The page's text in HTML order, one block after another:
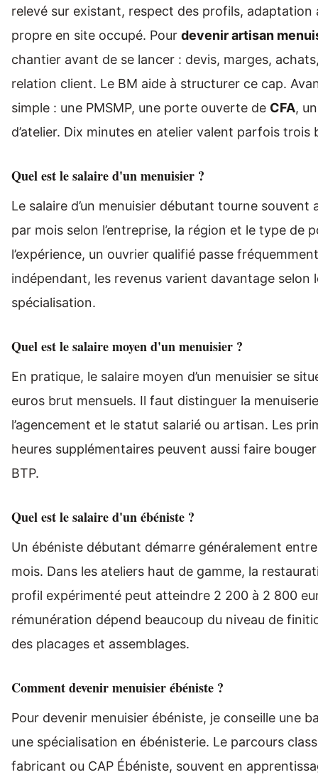
relevé sur existant, respect des profils,
propre en site occupé. Pour devenir artisan
chantier avant de se lancer : devis, marges,
relation client. Le BM aide à structurer ce cap.
simple : une PMSMP, une porte ouverte de CFA,
d’atelier. Dix minutes en atelier valent parfois trois
Quel est le salaire d'un menuisier ?
Le salaire d’un menuisier débutant tourne souvent
par mois selon l’entreprise, la région et le type de
l’expérience, un ouvrier qualifié passe
indépendant, les revenus varient davantage selon
spécialisation.
Quel est le salaire moyen d'un menuisier ?
En pratique, le salaire moyen d’un menuisier se
euros brut mensuels. Il faut distinguer la
l’agencement et le statut salarié ou artisan. Les
heures supplémentaires peuvent aussi faire
BTP.
Quel est le salaire d'un ébéniste ?
Un ébéniste débutant démarre généralement
mois. Dans les ateliers haut de gamme, la
profil expérimenté peut atteindre 2 200 à 2 800
rémunération dépend beaucoup du niveau de
des placages et assemblages.
Comment devenir menuisier ébéniste ?
Pour devenir menuisier ébéniste, je conseille une
une spécialisation en ébénisterie. Le parcours
fabricant ou CAP Ébéniste, souvent en